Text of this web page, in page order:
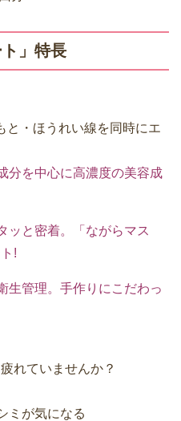
ト」特長
と・ほうれい線を同時にエ
分を中心に高濃度の美容成
ッと密着。「ながらマス
!
生管理。手作りにこだわっ
れていませんか？
ミが気になる